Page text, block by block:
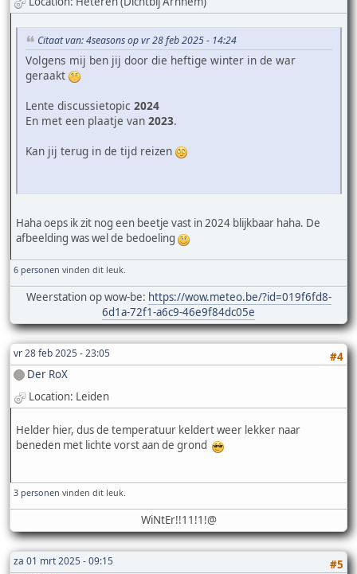
Citaat van: 4seasons op vr 28 feb 2025 - 14:24
Volgens mij ben jij door die heftige winter in de war
geraakt
Lente discussietopic 2024
En met een plaatje van 2023.
Kan jij terug in de tijd reizen
Haha oeps ik zit nog een beetje vast in 2024 blijkbaar haha. De
afbeelding was wel de bedoeling
6 personen vinden dit leuk.
Weerstation op wow-be: https://wow.meteo.be/?id=019f6fd8-
6d1a-72f1-a6c9-46e9f84dc05e
vr 28 feb 2025 - 23:05
#4
Der RoX
Location: Leiden
Helder hier, dus de temperatuur keldert weer lekker naar
beneden met lichte vorst aan de grond
3 personen vinden dit leuk.
WiNtEr!!11!1!@
za 01 mrt 2025 - 09:15
#5